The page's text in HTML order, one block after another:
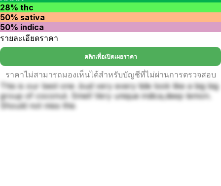
28% thc
50% sativa
50% indica
รายละเอียดราคา
คลิกเพื่อเปิดเผยราคา
ราคาไม่สามารถมองเห็นได้สำหรับบัญชีที่ไม่ผ่านการตรวจสอบ
This is our best one .bud very every tide look like a big big
group of coconut. Smell Very unique indica,deep lemon.
Should not miss this